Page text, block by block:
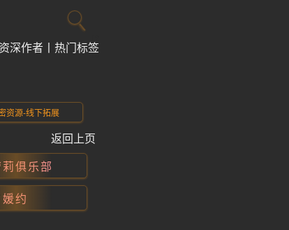
资深作者 热门标签
资源-线下拓展
返回上页
俱乐部
约